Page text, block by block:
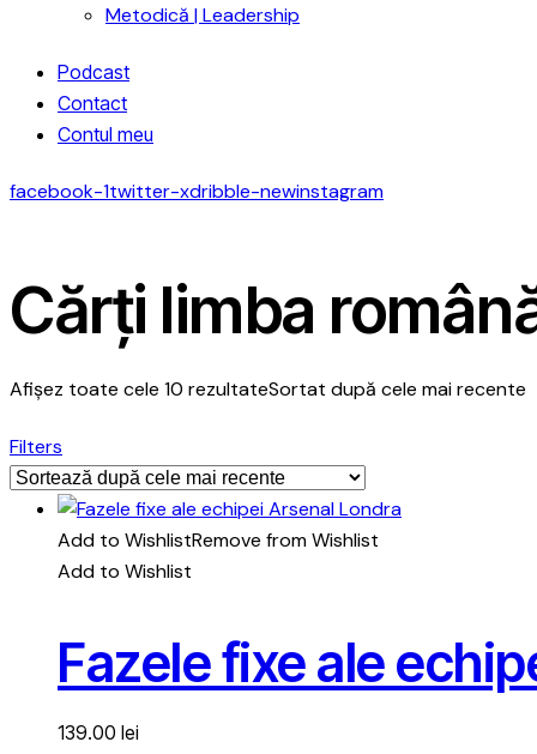
Metodică | Leadership
Podcast
Contact
Contul meu
facebook-1twitter-xdribble-newinstagram
Cărți limba
Afișez toate cele 10 rezultateSortat după cele mai recente
Filters
Add to WishlistRemove from Wishlist
Add to Wishlist
Fazele fixe ale
139.00 lei